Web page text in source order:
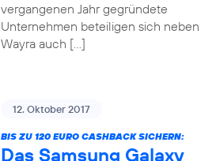
vergangenen Jahr gegründete
Unternehmen beteiligen sich neben
Wayra auch […]
12. Oktober 2017
BIS ZU 120 EURO CASHBACK SICHERN:
Das Samsung Galaxy